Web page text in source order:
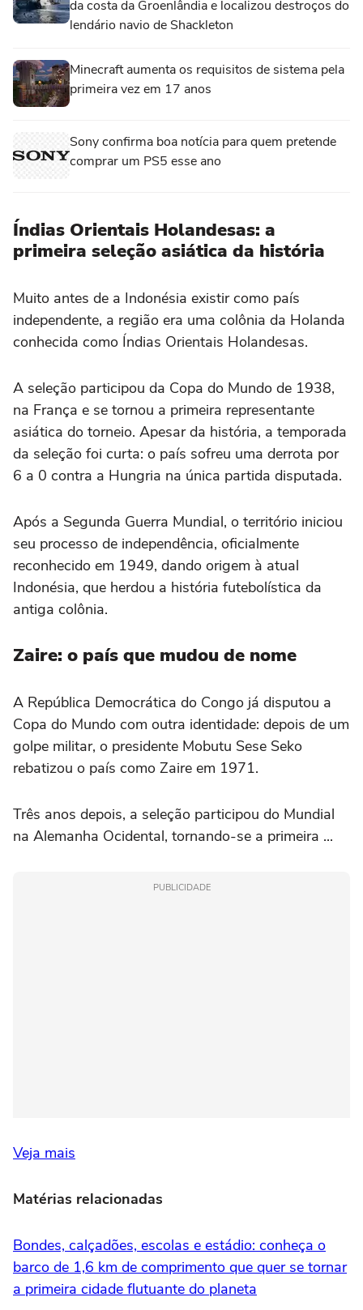
da costa da Groenlândia e localizou destroços do
lendário navio de Shackleton
Minecraft aumenta os requisitos de sistema pela
primeira vez em 17 anos
Sony confirma boa notícia para quem pretende
comprar um PS5 esse ano
Índias Orientais Holandesas: a
primeira seleção asiática da história
Muito antes de a Indonésia existir como país
independente, a região era uma colônia da Holanda
conhecida como Índias Orientais Holandesas.
A seleção participou da Copa do Mundo de 1938,
na França e se tornou a primeira representante
asiática do torneio. Apesar da história, a temporada
da seleção foi curta: o país sofreu uma derrota por
6 a 0 contra a Hungria na única partida disputada.
Após a Segunda Guerra Mundial, o território iniciou
seu processo de independência, oficialmente
reconhecido em 1949, dando origem à atual
Indonésia, que herdou a história futebolística da
antiga colônia.
Zaire: o país que mudou de nome
A República Democrática do Congo já disputou a
Copa do Mundo com outra identidade: depois de um
golpe militar, o presidente Mobutu Sese Seko
rebatizou o país como Zaire em 1971.
Três anos depois, a seleção participou do Mundial
na Alemanha Ocidental, tornando-se a primeira ...
PUBLICIDADE
Veja mais
Matérias relacionadas
Bondes, calçadões, escolas e estádio: conheça o
barco de 1,6 km de comprimento que quer se tornar
a primeira cidade flutuante do planeta